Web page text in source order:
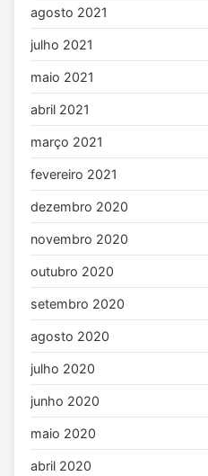
agosto 2021
julho 2021
maio 2021
abril 2021
março 2021
fevereiro 2021
dezembro 2020
novembro 2020
outubro 2020
setembro 2020
agosto 2020
julho 2020
junho 2020
maio 2020
abril 2020